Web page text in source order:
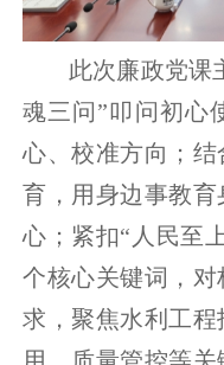
此次廉政党课
魂三问”叩问初心
心、校准方向；
育，用身边事教育
心；紧扣“人民至
个核心关键词，
求，聚焦水利工